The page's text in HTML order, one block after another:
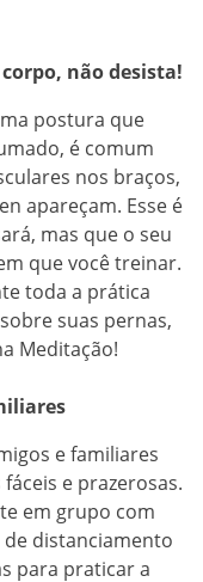
não desista!
postura que
é comum
nos braços,
apareçam. Esse é
mas que o seu
que você treinar.
toda a prática
suas pernas,
Meditação!
e familiares
e prazerosas.
em grupo com
distanciamento
para praticar a